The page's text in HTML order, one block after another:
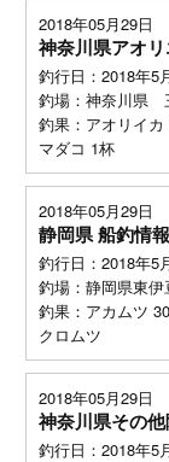
2018年05月29日
神奈川県アオ
釣行日：2018年5
釣場：神奈川県
釣果：アオリイカ
マダコ 1杯
2018年05月29日
静岡県 船釣情報
釣行日：2018年5
釣場：静岡県東
釣果：アカムツ
クロムツ
2018年05月29日
神奈川県その
釣行日：2018年5